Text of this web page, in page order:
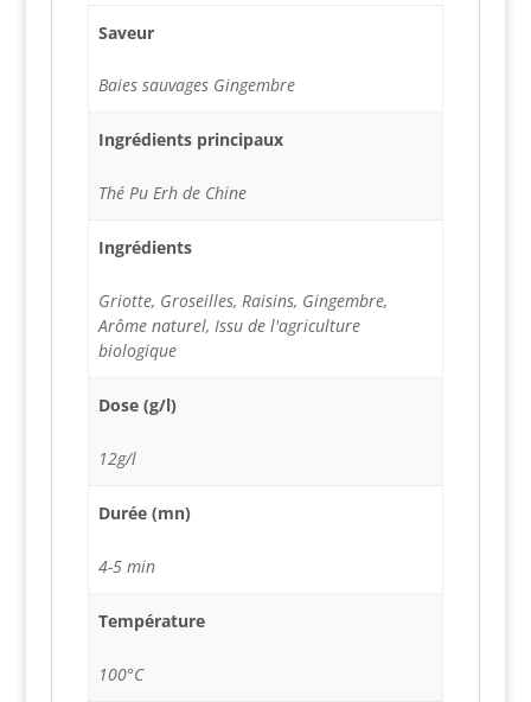
Saveur
Baies sauvages Gingembre
Ingrédients principaux
Thé Pu Erh de Chine
Ingrédients
Griotte, Groseilles, Raisins, Gingembre,
Arôme naturel, Issu de l'agriculture
biologique
Dose (g/l)
12g/l
Durée (mn)
4-5 min
Température
100°C